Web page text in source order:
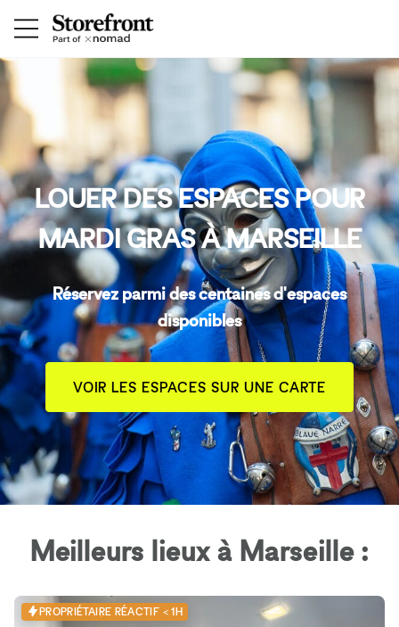
LOUER DES ESPACES POUR
MARDI GRAS À MARSEILLE
Réservez parmi des centaines d'espaces
disponibles
VOIR LES ESPACES SUR UNE CARTE
Meilleurs lieux à Marseille :
PROPRIÉTAIRE RÉACTIF < 1H